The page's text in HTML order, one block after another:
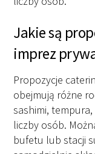
Jakie są
imprez
Propozycje
obejmują różne
sashimi,
liczby osób.
bufetu lub stacji